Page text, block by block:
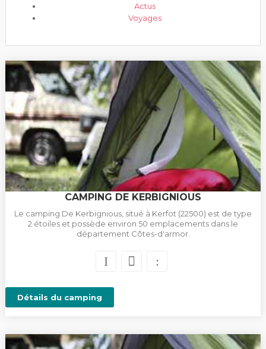
Actus
Voyages
CAMPING DE KERBIGNIOUS
Le camping De Kerbignious, situé à Kerfot (22500) est de type
2 étoiles et possède environ 50 emplacements dans le
département Côtes-d'armor.
Détails du camping